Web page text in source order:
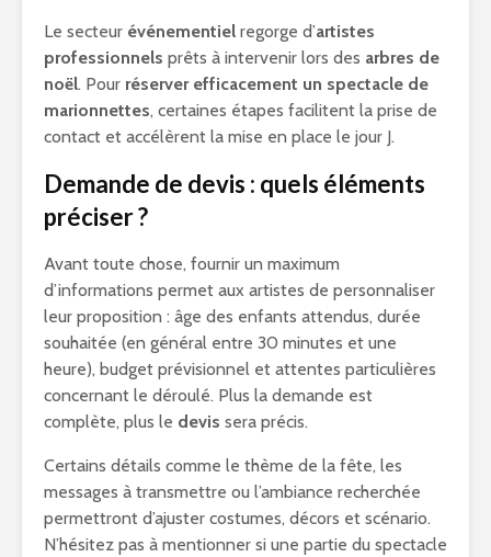
Le secteur événementiel regorge d’artistes
professionnels prêts à intervenir lors des arbres de
noël. Pour réserver efficacement un spectacle de
marionnettes, certaines étapes facilitent la prise de
contact et accélèrent la mise en place le jour J.
Demande de devis : quels éléments
préciser ?
Avant toute chose, fournir un maximum
d’informations permet aux artistes de personnaliser
leur proposition : âge des enfants attendus, durée
souhaitée (en général entre 30 minutes et une
heure), budget prévisionnel et attentes particulières
concernant le déroulé. Plus la demande est
complète, plus le devis sera précis.
Certains détails comme le thème de la fête, les
messages à transmettre ou l’ambiance recherchée
permettront d’ajuster costumes, décors et scénario.
N’hésitez pas à mentionner si une partie du spectacle